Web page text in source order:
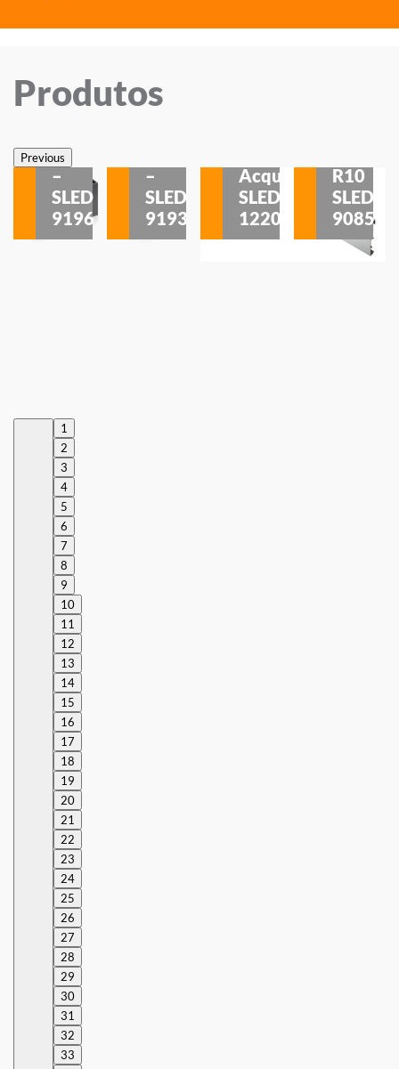
Produtos
PreviousSobrepor
–
SLED
9196
–
SLED
9193
Acqua
SLED
1220
R10
SLED
9085
1
2
3
4
5
6
7
8
9
10
11
12
13
14
15
16
17
18
19
20
21
22
23
24
25
26
27
28
29
30
31
32
33